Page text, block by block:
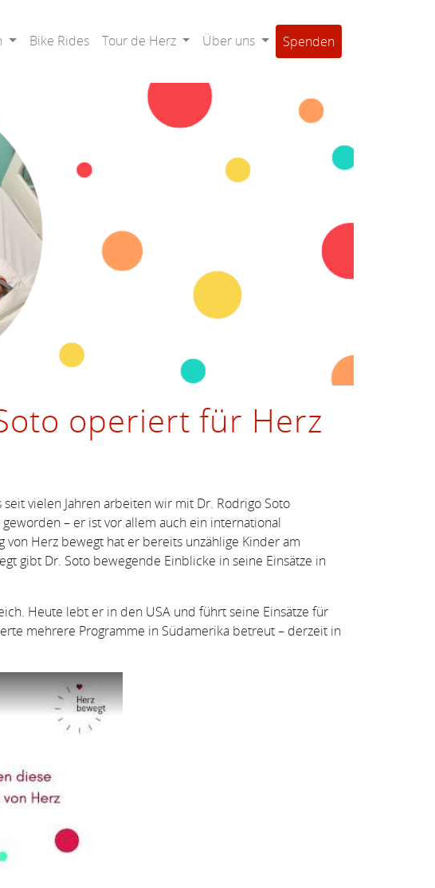
Bike Rides Tour de Herz Über uns Spenden
operiert für Herz
vielen Jahren arbeiten wir mit Dr. Rodrigo Soto
– er ist vor allem auch ein international
Herz bewegt hat er bereits unzählige Kinder am
gibt Dr. Soto bewegende Einblicke in seine Einsätze in
Heute lebt er in den USA und führt seine Einsätze für
mehrere Programme in Südamerika betreut – derzeit in